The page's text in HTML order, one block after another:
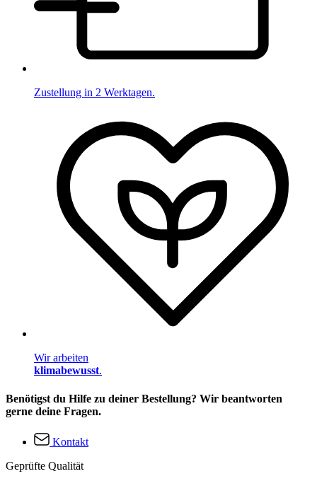
Zustellung in 2 Werktagen.
Wir arbeiten
klimabewusst.
Benötigst du Hilfe zu deiner Bestellung? Wir beantworten
gerne deine Fragen.
Kontakt
Geprüfte Qualität